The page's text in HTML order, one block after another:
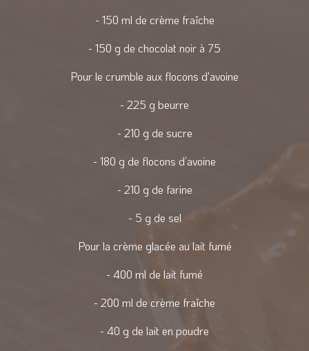
- 150 ml de crème fraîche
- 150 g de chocolat noir à 75
Pour le crumble aux flocons d'avoine
- 225 g beurre
- 210 g de sucre
- 180 g de flocons d’avoine
- 210 g de farine
- 5 g de sel
Pour la crème glacée au lait fumé
- 400 ml de lait fumé
- 200 ml de crème fraîche
- 40 g de lait en poudre